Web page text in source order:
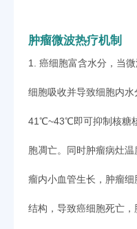
肿瘤微波热疗机制
1. 癌细胞富含水分，当
细胞吸收并导致细胞内
41℃~43℃即可抑制核糖
胞凋亡。同时肿瘤病灶
瘤内小血管生长，肿瘤
结构，导致癌细胞死亡